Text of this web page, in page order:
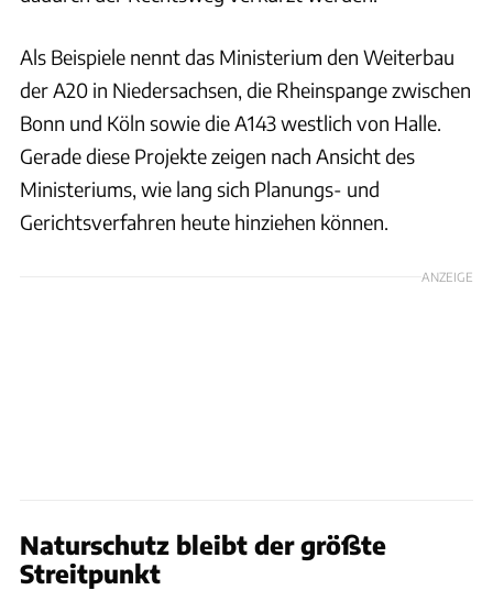
Als Beispiele nennt das Ministerium den Weiterbau
der A20 in Niedersachsen, die Rheinspange zwischen
Bonn und Köln sowie die A143 westlich von Halle.
Gerade diese Projekte zeigen nach Ansicht des
Ministeriums, wie lang sich Planungs- und
Gerichtsverfahren heute hinziehen können.
ANZEIGE
Naturschutz bleibt der größte
Streitpunkt